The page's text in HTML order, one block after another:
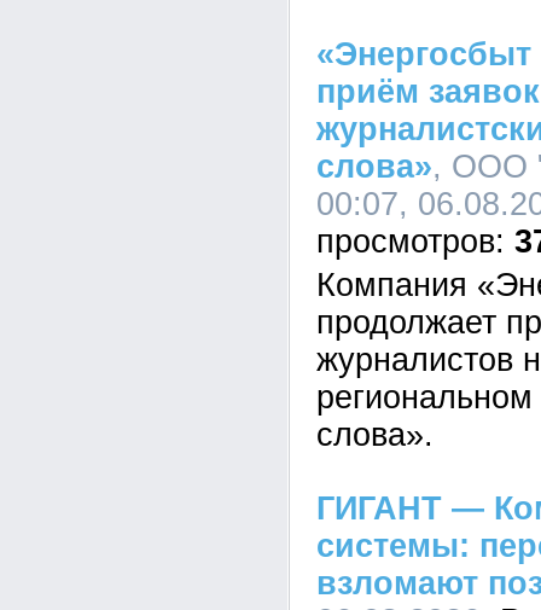
приём
слова», ООО
00:07,
Компания
продолжает
журналистов
слова».
ГИГАНТ —
системы:
взломают